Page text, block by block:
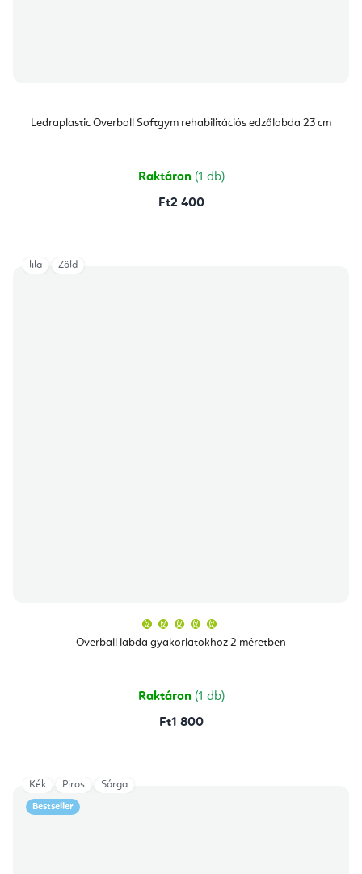
Ledraplastic Overball Softgym rehabilitációs edzőlabda 23 cm
Raktáron (1 db)
Ft2 400
Overball labda gyakorlatokhoz 2 méretben
átlagos
értékelése
csillag.
Raktáron (1 db)
Ft1 800
lila Zöld
Bestseller
Kék Piros Sárga